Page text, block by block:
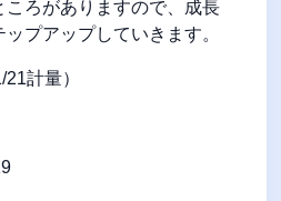
ころがありますので、成長
プアップしていきます。
21計量）